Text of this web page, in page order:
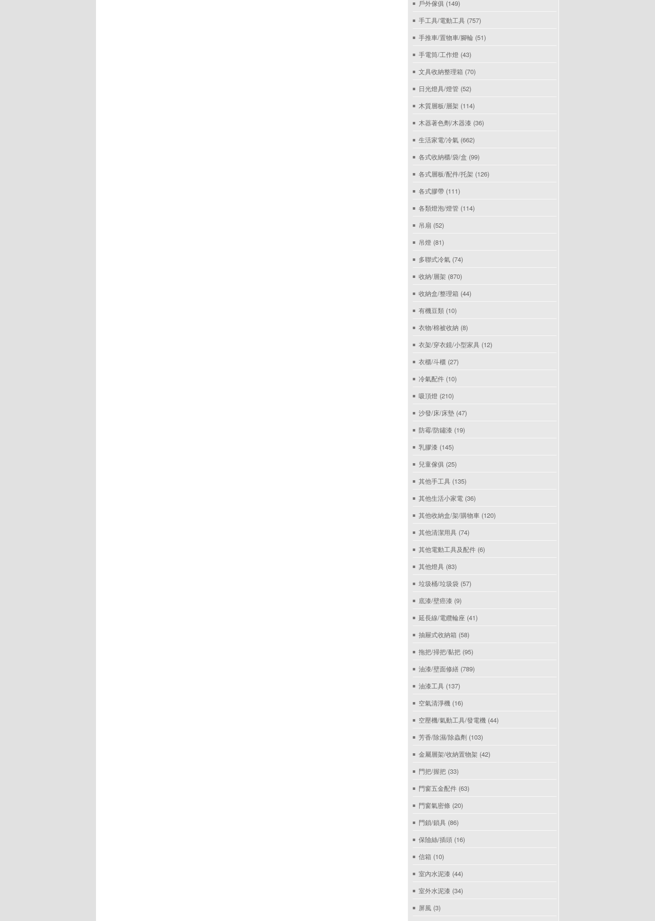
戶外傢俱 (149)
手工具/電動工具 (757)
手推車/置物車/腳輪 (51)
手電筒/工作燈 (43)
文具收納整理箱 (70)
日光燈具/燈管 (52)
木質層板/層架 (114)
木器著色劑/木器漆 (36)
生活家電/冷氣 (662)
各式收納櫃/袋/盒 (99)
各式層板/配件/托架 (126)
各式膠帶 (111)
各類燈泡/燈管 (114)
吊扇 (52)
吊燈 (81)
多聯式冷氣 (74)
收納/層架 (870)
收納盒/整理箱 (44)
有機豆類 (10)
衣物/棉被收納 (8)
衣架/穿衣鏡/小型家具 (12)
衣櫃/斗櫃 (27)
冷氣配件 (10)
吸頂燈 (210)
沙發/床/床墊 (47)
防霉/防鏽漆 (19)
乳膠漆 (145)
兒童傢俱 (25)
其他手工具 (135)
其他生活小家電 (36)
其他收納盒/架/購物車 (120)
其他清潔用具 (74)
其他電動工具及配件 (6)
其他燈具 (83)
垃圾桶/垃圾袋 (57)
底漆/壁癌漆 (9)
延長線/電纜輪座 (41)
抽屜式收納箱 (58)
拖把/掃把/黏把 (95)
油漆/壁面修繕 (789)
油漆工具 (137)
空氣清淨機 (16)
空壓機/氣動工具/發電機 (44)
芳香/除濕/除蟲劑 (103)
金屬層架/收納置物架 (42)
門把/握把 (33)
門窗五金配件 (63)
門窗氣密條 (20)
門鎖/鎖具 (86)
保險絲/插頭 (16)
信箱 (10)
室內水泥漆 (44)
室外水泥漆 (34)
屏風 (3)